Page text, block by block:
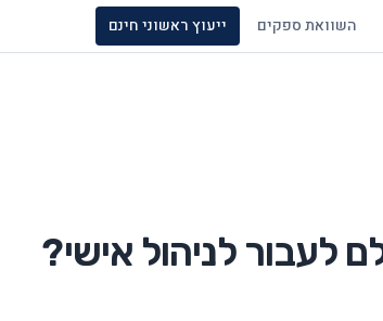
השוואת ספקים ייעוץ ראשוני חינם